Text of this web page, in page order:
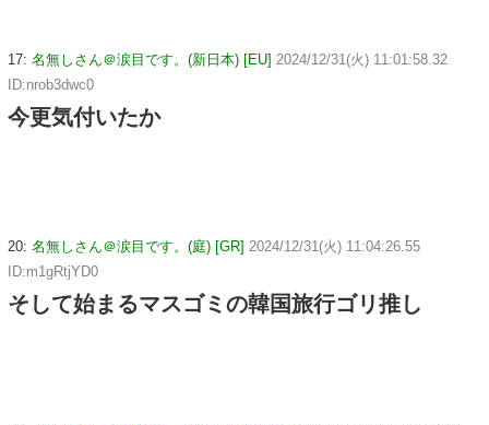
17: 名無しさん＠涙目です。(新日本) [EU] 2024/12/31(火) 11:01:58.32
ID:nrob3dwc0
今更気付いたか
20: 名無しさん＠涙目です。(庭) [GR] 2024/12/31(火) 11:04:26.55
ID:m1gRtjYD0
そして始まるマスゴミの韓国旅行ゴリ推し